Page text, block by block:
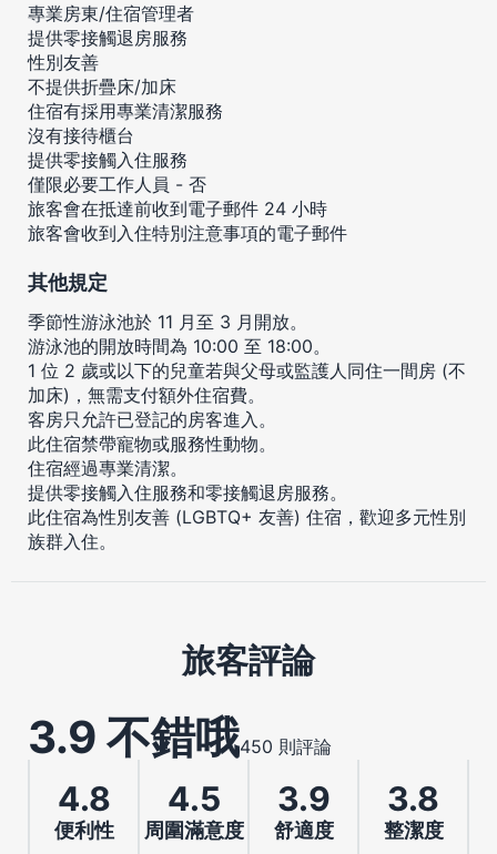
專業房東/住宿管理者
提供零接觸退房服務
性別友善
不提供折疊床/加床
住宿有採用專業清潔服務
沒有接待櫃台
提供零接觸入住服務
僅限必要工作人員 - 否
旅客會在抵達前收到電子郵件 24 小時
旅客會收到入住特別注意事項的電子郵件
其他規定
季節性游泳池於 11 月至 3 月開放。
游泳池的開放時間為 10:00 至 18:00。
1 位 2 歲或以下的兒童若與父母或監護人同住一間房 (不
加床)，無需支付額外住宿費。
客房只允許已登記的房客進入。
此住宿禁帶寵物或服務性動物。
住宿經過專業清潔。
提供零接觸入住服務和零接觸退房服務。
此住宿為性別友善 (LGBTQ+ 友善) 住宿，歡迎多元性別
族群入住。
旅客評論
3.9 不錯哦450 則評論
4.8
便利性
4.5
周圍滿意度
3.9
舒適度
3.8
整潔度